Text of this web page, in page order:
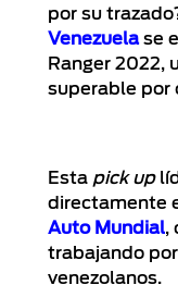
por su
Venezuelase
Ranger 2022,
superable por
Esta pick up
directamente
Auto Mundial,
trabajando
venezolanos.